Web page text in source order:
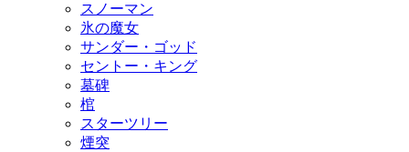
スノーマン
氷の魔女
サンダー・ゴッド
セントー・キング
墓碑
棺
スターツリー
煙突